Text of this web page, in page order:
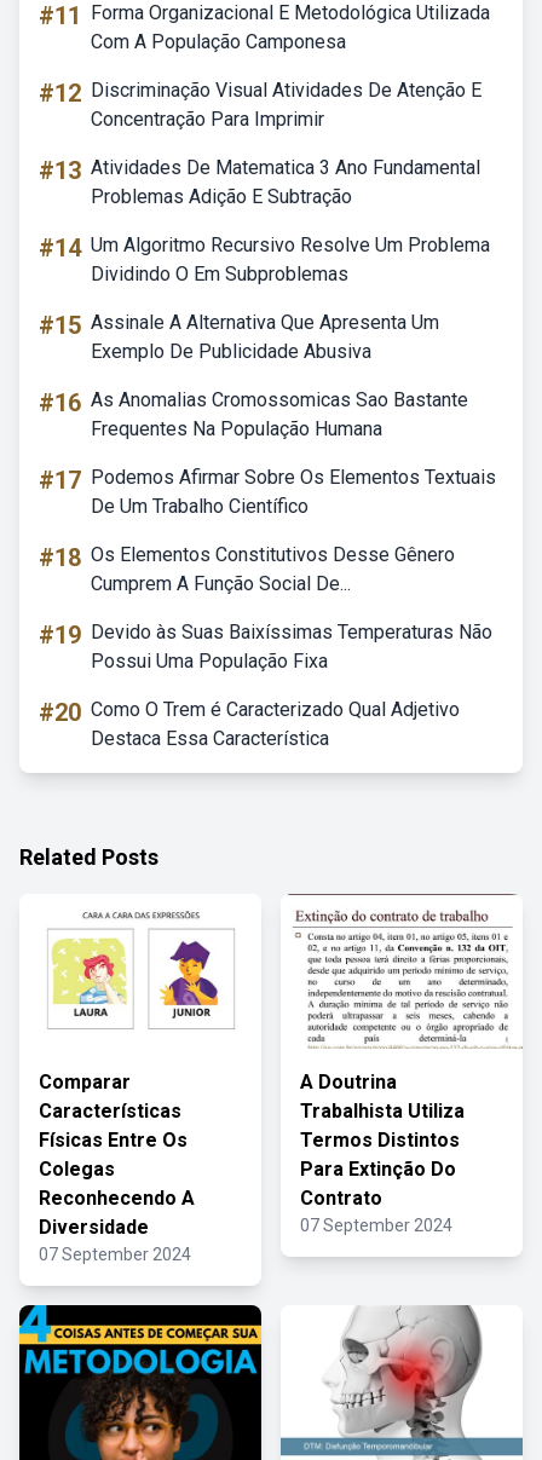
#11
Forma Organizacional E Metodológica Utilizada
Com A População Camponesa
#12 Discriminação Visual Atividades De Atenção E
Concentração Para Imprimir
#13 Atividades De Matematica 3 Ano Fundamental
Problemas Adição E Subtração
#14 Um Algoritmo Recursivo Resolve Um Problema
Dividindo O Em Subproblemas
#15 Assinale A Alternativa Que Apresenta Um
Exemplo De Publicidade Abusiva
#16 As Anomalias Cromossomicas Sao Bastante
Frequentes Na População Humana
#17 Podemos Afirmar Sobre Os Elementos Textuais
De Um Trabalho Científico
#18 Os Elementos Constitutivos Desse Gênero
Cumprem A Função Social De...
#19 Devido às Suas Baixíssimas Temperaturas Não
Possui Uma População Fixa
#20 Como O Trem é Caracterizado Qual Adjetivo
Destaca Essa Característica
Related Posts
Comparar
Características
Físicas Entre Os
Colegas
Reconhecendo A
Diversidade
07 September 2024
A Doutrina
Trabalhista Utiliza
Termos Distintos
Para Extinção Do
Contrato
07 September 2024